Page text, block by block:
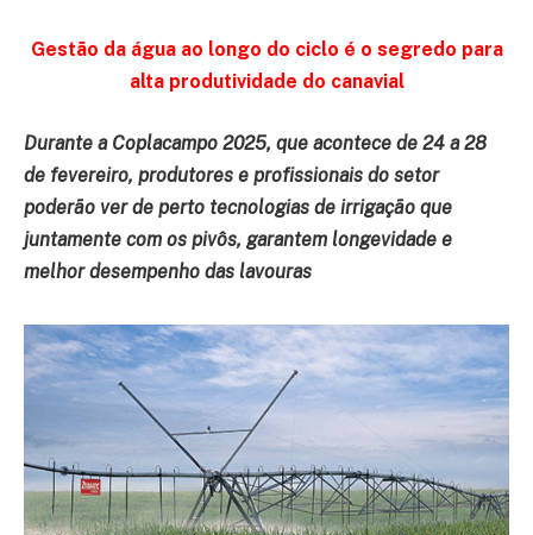
Gestão da água ao longo do ciclo é o segredo para
alta produtividade do canavial
Durante a Coplacampo 2025, que acontece de 24 a 28
de fevereiro, produtores e profissionais do setor
poderão ver de perto tecnologias de irrigação que
juntamente com os pivôs, garantem longevidade e
melhor desempenho das lavouras